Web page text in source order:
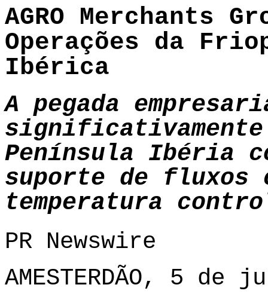
AGRO Merchants
Operações da
Ibérica
A pegada
significativamente
Península Ibéria
suporte de fluxos
temperatura
PR Newswire
AMESTERDÃO, 5 de